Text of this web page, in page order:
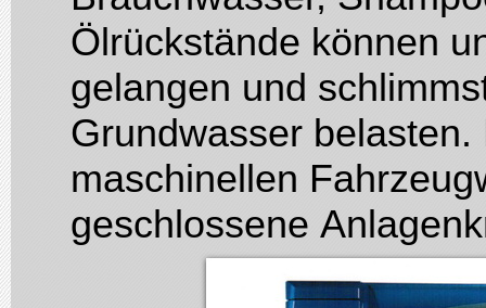
Ölrückstände können
gelangen und
Grundwasser
maschinellen
geschlossene